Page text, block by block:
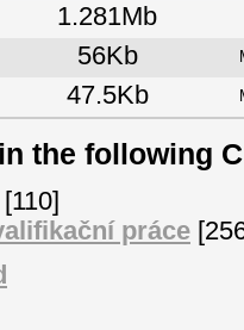
1.281Mb
56Kb
47.5Kb
the following
[110]
práce